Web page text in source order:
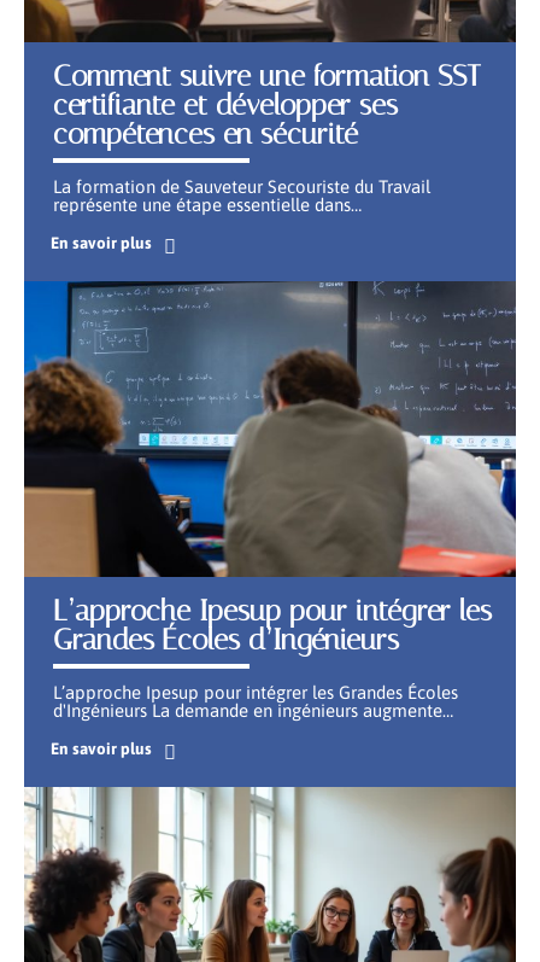
Comment suivre une formation SST
certifiante et développer ses
compétences en sécurité
La formation de Sauveteur Secouriste du Travail
représente une étape essentielle dans…
En savoir plus
L’approche Ipesup pour intégrer les
Grandes Écoles d’Ingénieurs
L’approche Ipesup pour intégrer les Grandes Écoles
d'Ingénieurs La demande en ingénieurs augmente…
En savoir plus